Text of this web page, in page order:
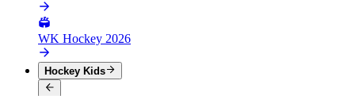
WK Hockey 2026
Hockey Kids